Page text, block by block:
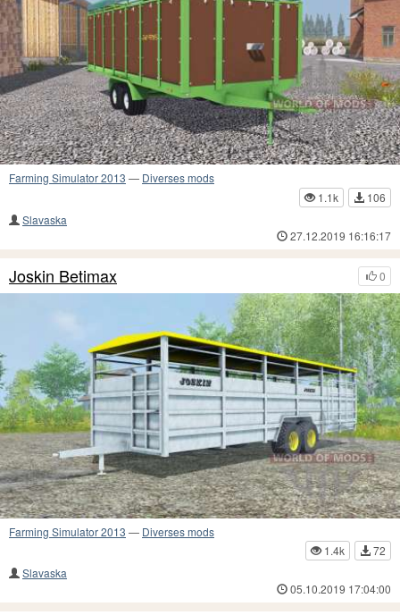
Farming Simulator 2013 — Diverses mods
1.1k
106
Slavaska
27.12.2019 16:16:17
0
Joskin Betimax
Farming Simulator 2013 — Diverses mods
1.4k
72
Slavaska
05.10.2019 17:04:00